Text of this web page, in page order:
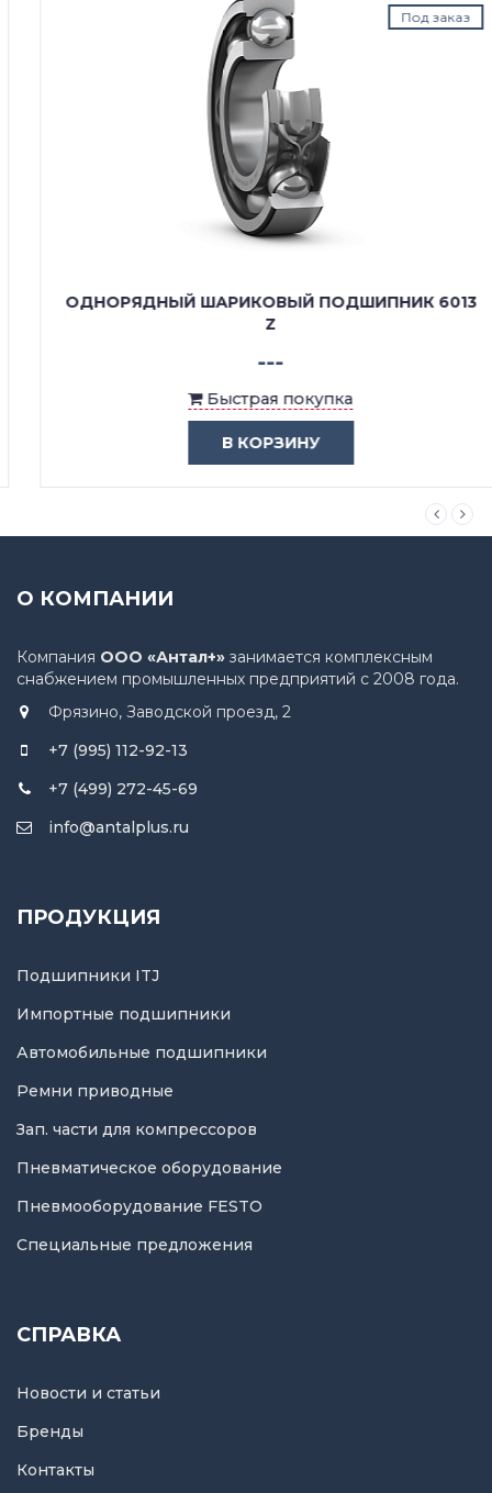
Под заказ
ОДНОРЯДНЫЙ ШАРИКОВЫЙ ПОДШИПНИК 6013
---
Быстрая покупка
В КОРЗИНУ
О КОМПАНИИ
Компания ООО «Антал+» занимается комплексным
снабжением промышленных предприятий с 2008 года.
Фрязино, Заводской проезд, 2
+7 (995) 112-92-13
+7 (499) 272-45-69
info@antalplus.ru
ПРОДУКЦИЯ
Подшипники ITJ
Импортные подшипники
Автомобильные подшипники
Ремни приводные
Зап. части для компрессоров
Пневматическое оборудование
Пневмооборудование FESTO
Специальные предложения
СПРАВКА
Новости и статьи
Бренды
Контакты